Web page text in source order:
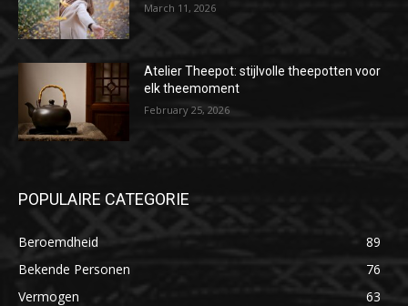
March 11, 2026
Atelier Theepot: stijlvolle theepotten voor
elk theemoment
February 25, 2026
POPULAIRE CATEGORIE
Beroemdheid
89
Bekende Personen
76
Vermogen
63